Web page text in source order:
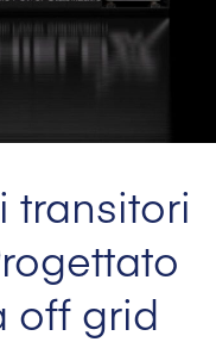
transitori
off grid